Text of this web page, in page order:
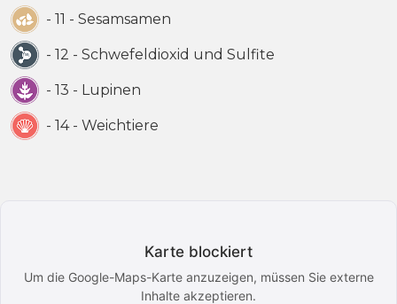
- 11 - Sesamsamen
- 12 - Schwefeldioxid und Sulfite
- 13 - Lupinen
- 14 - Weichtiere
Karte blockiert
Um die Google-Maps-Karte anzuzeigen, müssen Sie externe
Inhalte akzeptieren.